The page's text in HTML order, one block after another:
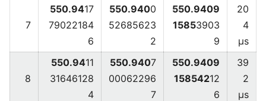
7
550.9417
79022184
6
550.9400
52685623
2
550.9409
15853903
9
20
4
μs
8
550.9411
31646128
4
550.9407
00062296
7
550.9409
15854212
6
39
2
μs